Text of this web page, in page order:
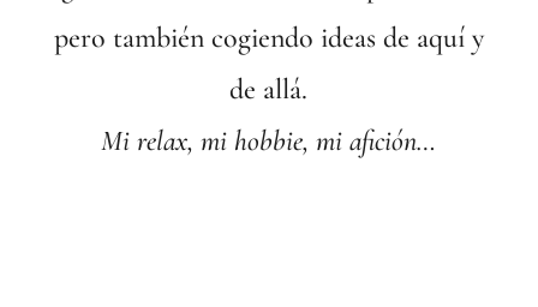
pero también cogiendo ideas de aquí y
de allá.
Mi relax, mi hobbie, mi afición…